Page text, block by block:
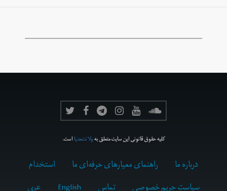
کلیه حقوق قانونی این سایت متعلق بهولانت‌مدیااست.
درباره ما راهنمای معیارهای حرفه‌ای ما
استخدام